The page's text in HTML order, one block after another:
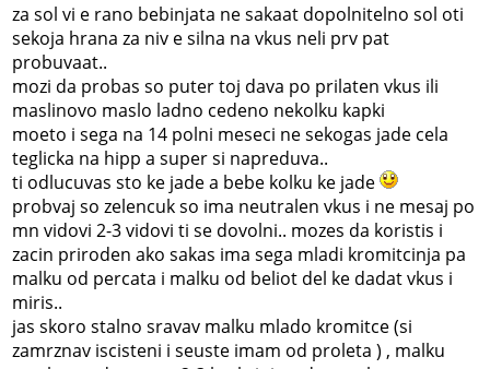
za sol vi e rano bebinjata ne sakaat dopolnitelno sol oti
sekoja hrana za niv e silna na vkus neli prv pat
probuvaat..
mozi da probas so puter toj dava po prilaten vkus ili
maslinovo maslo ladno cedeno nekolku kapki
moeto i sega na 14 polni meseci ne sekogas jade cela
teglicka na hipp a super si napreduva..
ti odlucuvas sto ke jade a bebe kolku ke jade
probvaj so zelencuk so ima neutralen vkus i ne mesaj po
mn vidovi 2-3 vidovi ti se dovolni.. mozes da koristis i
zacin priroden ako sakas ima sega mladi kromitcinja pa
malku od percata i malku od beliot del ke dadat vkus i
miris..
jas skoro stalno sravav malku mlado kromitce (si
zamrznav iscisteni i seuste imam od proleta ) , malku